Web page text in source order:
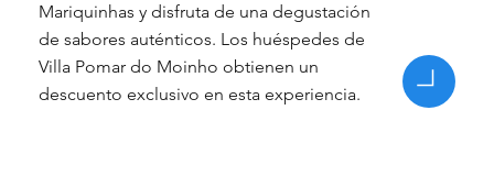
Mariquinhas y disfruta de una degustación
de sabores auténticos. Los huéspedes de
Villa Pomar do Moinho obtienen un
descuento exclusivo en esta experiencia.